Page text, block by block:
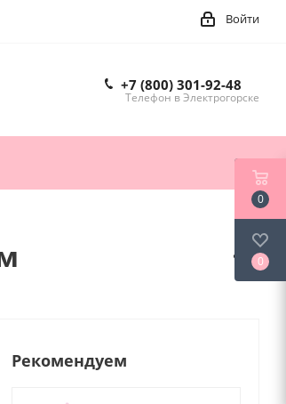
Войти
+7 (800) 301-92-48
Телефон в Электрогорске
Рекомендуем
0
0